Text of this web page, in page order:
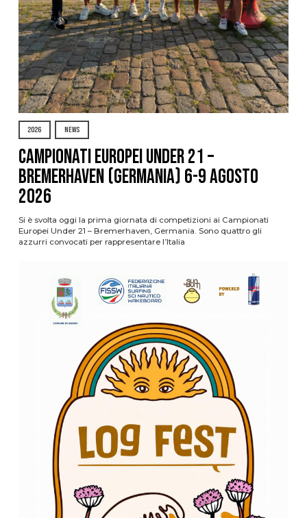
2026 NEWS
Campionati Europei Under 21 –
Bremerhaven (Germania) 6-9 agosto
2026
Si è svolta oggi la prima giornata di competizioni ai Campionati
Europei Under 21 – Bremerhaven, Germania. Sono quattro gli
azzurri convocati per rappresentare l’Italia